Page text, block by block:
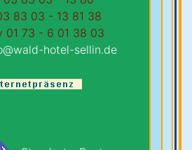
83 03 - 13 81 38
01 73 - 6 01 38 03
hotel-sellin.de